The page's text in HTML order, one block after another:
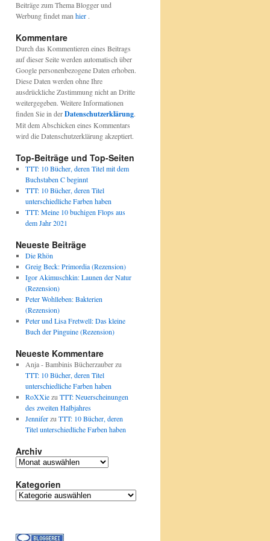
Beiträge zum Thema Blogger und
Werbung findet man hier .
Kommentare
Durch das Kommentieren eines Beitrags
auf dieser Seite werden automatisch über
Google personenbezogene Daten erhoben.
Diese Daten werden ohne Ihre
ausdrückliche Zustimmung nicht an Dritte
weitergegeben. Weitere Informationen
finden Sie in derDatenschutzerklärung.
Mit dem Abschicken eines Kommentars
wird die Datenschutzerklärung akzeptiert.
Top-Beiträge und Top-Seiten
TTT: 10 Bücher, deren Titel mit dem
Buchstaben C beginnt
TTT: 10 Bücher, deren Titel
unterschiedliche Farben haben
TTT: Meine 10 buchigen Flops aus
dem Jahr 2021
Neueste Beiträge
Die Rhön
Greig Beck: Primordia (Rezension)
Igor Akimuschkin: Launen der Natur
(Rezension)
Peter Wohlleben: Bakterien
(Rezension)
Peter und Lisa Fretwell: Das kleine
Buch der Pinguine (Rezension)
Neueste Kommentare
Anja - Bambinis Bücherzauberzu
TTT: 10 Bücher, deren Titel
unterschiedliche Farben haben
RoXXiezu TTT: Neuerscheinungen
des zweiten Halbjahres
Jenniferzu TTT: 10 Bücher, deren
Titel unterschiedliche Farben haben
Archiv
Archiv
Kategorien
Kategorien